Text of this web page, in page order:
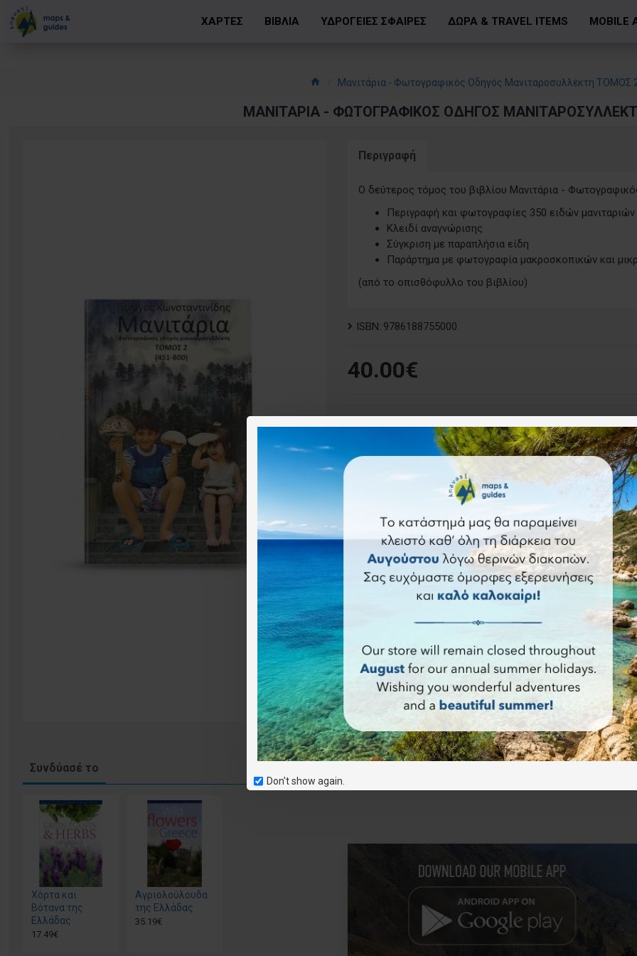
Don't show again.
ΧΑΡΤΕΣ ΒΙΒΛΙΑ ΥΔΡΟΓΕΙΕΣ ΣΦΑΙΡΕΣ ΔΩΡΑ & TRAVEL ITEMS MOBILE
Μανιτάρια - Φωτογραφικός Οδηγός Μανιταροσυλλέκτη ΤΟΜΟΣ
ΜΑΝΙΤΆΡΙΑ - ΦΩΤΟΓΡΑΦΙΚΌΣ ΟΔΗΓΌΣ
Συνδύασέ το
Χόρτα και
Βότανα της
Ελλάδας
17.49€
Αγριολούλουδα
της Ελλάδας
35.19€
Περιγραφή
Ο δεύτερος τόμος του βιβλίου Μανιτάρια -
Περιγραφή και φωτογραφίες 350 ειδών μανιταριών
Κλειδί αναγνώρισης
Σύγκριση με παραπλήσια είδη
Παράρτημα με φωτογραφία μακροσκοπικών και
(από το οπισθόφυλλο του βιβλίου)
ISBN: 9786188755000
40.00€
Καλάθι Άμεση αγορά